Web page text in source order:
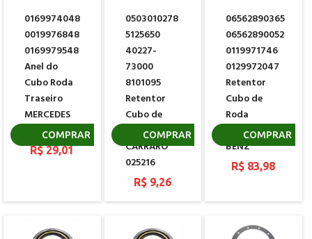
0169974048
0019976848
0169979548
Anel do
Cubo Roda
Traseiro
MERCEDES
BENZ
R$ 29,01
COMPRAR
0503010278
5125650
40227-
73000
8101095
Retentor
Cubo de
Roda
CARRARO
025216
R$ 9,26
COMPRAR
06562890365
06562890052
0119971746
0129972047
Retentor
Cubo de
Roda
MERCEDES
BENZ
R$ 83,98
COMPRAR